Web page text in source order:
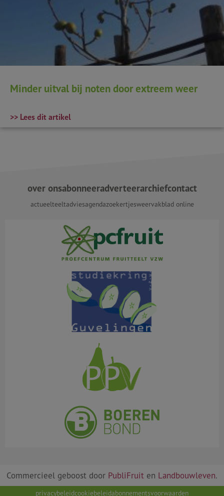
Minder uitval bij noten door extreem weer
>> Lees dit artikel
over onsabonneeradverteerarchiefcontact
actueelteeltadviesagendazoekertjesweervakblad online
Commercieel geboost door PubliFruit en Landbouwleven.
privacybeleidcookiebeleidabonnementsvoorwaarden